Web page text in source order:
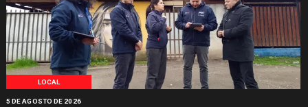
LOCAL
5 DE AGOSTO DE 2026